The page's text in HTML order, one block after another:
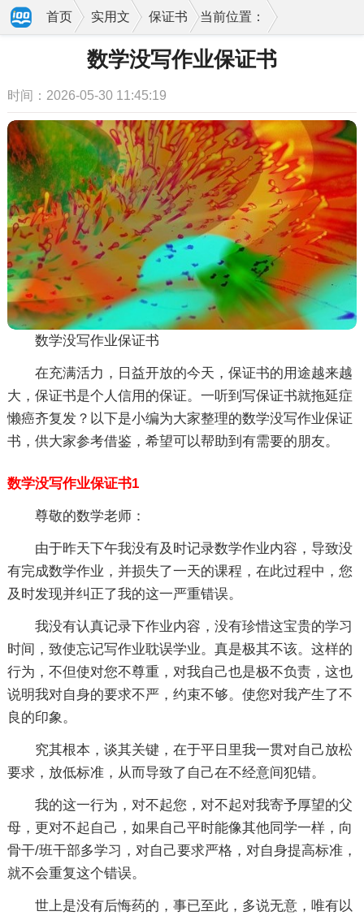
当前位置：
首页 实用文 保证书
数学没写作业保证书
时间：2026-05-30 11:45:19
数学没写作业保证书
在充满活力，日益开放的今天，保证书的用途越来越
大，保证书是个人信用的保证。一听到写保证书就拖延症
懒癌齐复发？以下是小编为大家整理的数学没写作业保证
书，供大家参考借鉴，希望可以帮助到有需要的朋友。
数学没写作业保证书1
尊敬的数学老师：
由于昨天下午我没有及时记录数学作业内容，导致没
有完成数学作业，并损失了一天的课程，在此过程中，您
及时发现并纠正了我的这一严重错误。
我没有认真记录下作业内容，没有珍惜这宝贵的学习
时间，致使忘记写作业耽误学业。真是极其不该。这样的
行为，不但使对您不尊重，对我自己也是极不负责，这也
说明我对自身的要求不严，约束不够。使您对我产生了不
良的印象。
究其根本，谈其关键，在于平日里我一贯对自己放松
要求，放低标准，从而导致了自己在不经意间犯错。
我的这一行为，对不起您，对不起对我寄予厚望的父
母，更对不起自己，如果自己平时能像其他同学一样，向
骨干/班干部多学习，对自己要求严格，对自身提高标准，
就不会重复这个错误。
世上是没有后悔药的，事已至此，多说无意，唯有以